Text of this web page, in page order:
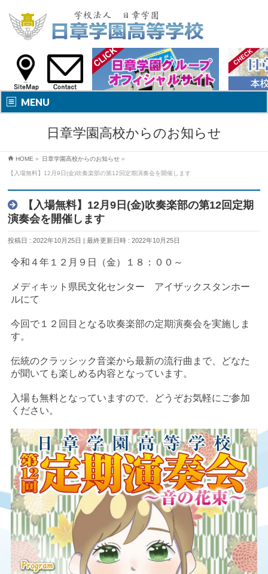
MENU
日章学園高校からのお知らせ
HOME » 日章学園高校からのお知らせ »
【入場無料】12月9日(金)吹奏楽部の第12回定期演奏会を開催します
【入場無料】12月9日(金)吹奏楽部の第12回定期
演奏会を開催します
投稿日 : 2022年10月25日 最終更新日時 : 2022年10月25日
令和４年１２月９日（金）１８：００～
メディキット県民文化センター アイザックスタンホー
ルにて
今回で１２回目となる吹奏楽部の定期演奏会を実施しま
す。
伝統のクラッシック音楽から最新の流行曲まで、どなた
が聞いても楽しめる内容となっています。
入場も無料となっていますので、どうぞお気軽にご参加
ください。